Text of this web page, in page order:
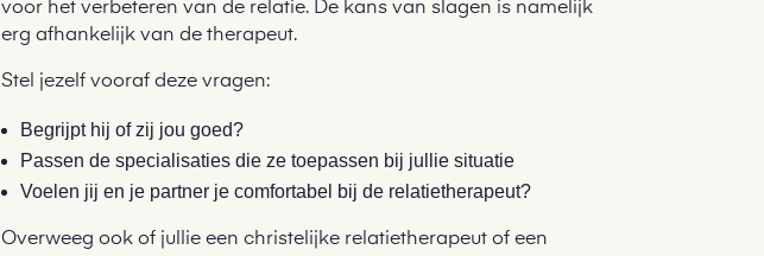
voor het verbeteren van de relatie. De kans van slagen is namelijk
erg afhankelijk van de therapeut.
Stel jezelf vooraf deze vragen:
Begrijpt hij of zij jou goed?
Passen de specialisaties die ze toepassen bij jullie situatie
Voelen jij en je partner je comfortabel bij de relatietherapeut?
Overweeg ook of jullie een christelijke relatietherapeut of een